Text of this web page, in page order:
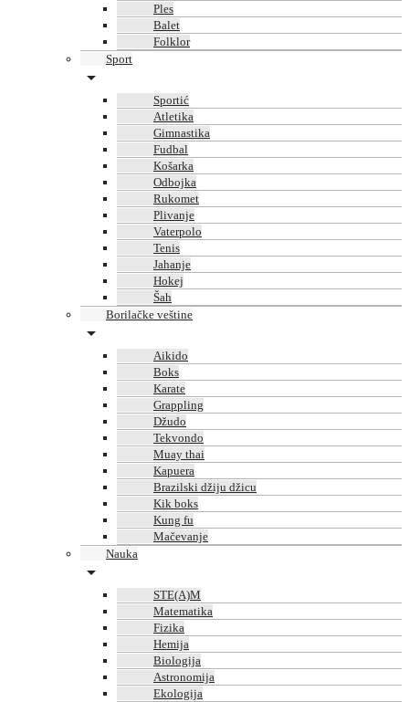
Ples
Balet
Folklor
Sport
Sportić
Atletika
Gimnastika
Fudbal
Košarka
Odbojka
Rukomet
Plivanje
Vaterpolo
Tenis
Jahanje
Hokej
Šah
Borilačke veštine
Aikido
Boks
Karate
Grappling
Džudo
Tekvondo
Muay thai
Kapuera
Brazilski džiju džicu
Kik boks
Kung fu
Mačevanje
Nauka
STE(A)M
Matematika
Fizika
Hemija
Biologija
Astronomija
Ekologija